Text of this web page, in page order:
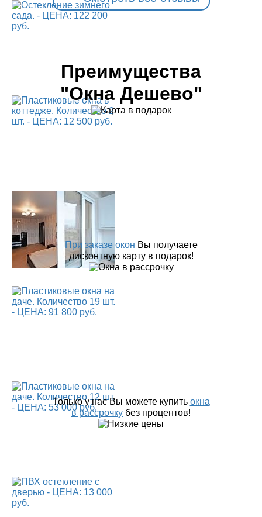
Преимущества
"Окна Дешево"
При заказе окон Вы получаете
дисконтную карту в подарок!
Только у нас Вы можете купить окна
в рассрочку без процентов!